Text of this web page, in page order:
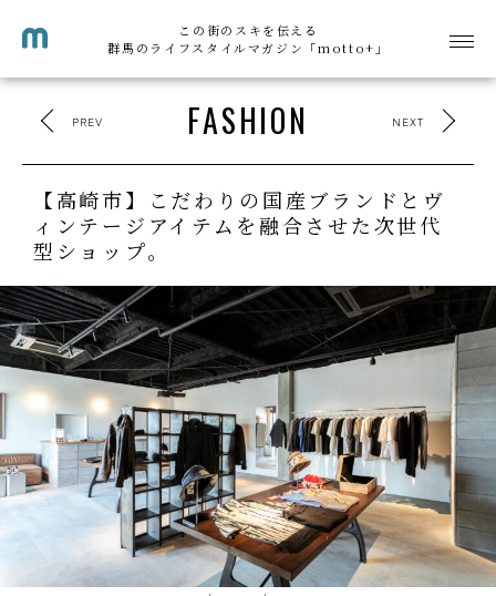
この街のスキを伝える
群馬のライフスタイルマガジン「motto+」
FASHION
PREV NEXT
【高崎市】こだわりの国産ブランドとヴ
ィンテージアイテムを融合させた次世代
型ショップ。